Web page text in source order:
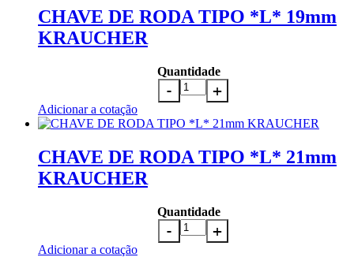
CHAVE DE RODA TIPO *L* 19mm
KRAUCHER
Quantidade
Adicionar a cotação
CHAVE DE RODA TIPO *L* 21mm
KRAUCHER
Quantidade
Adicionar a cotação